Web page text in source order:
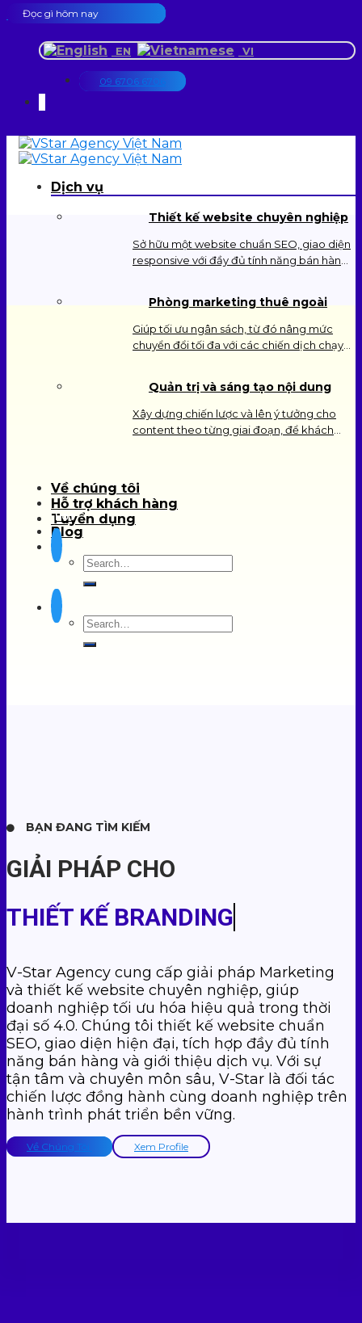
Skip to content
EN VI
09 6706 6706
Dịch vụ
Thiết kế website chuyên nghiệp
Sở hữu một website chuẩn SEO, giao diện
responsive với đầy đủ tính năng bán hàng
Phòng marketing thuê ngoài
Giúp tối ưu ngân sách, từ đó nâng mức
chuyển đổi tối đa với các chiến dịch chạy
lại tập khách hàng tiềm năng.
Quản trị và sáng tạo nội dung
Xây dựng chiến lược và lên ý tưởng cho
content theo từng giai đoạn, để khách
Về chúng tôi
Hỗ trợ khách hàng
Tuyển dụng
HOT
Blog
BẠN ĐANG TÌM KIẾM
GIẢI PHÁP CHO
THIẾT KẾ BRANDING
V-Star Agency cung cấp giải pháp Marketing
và thiết kế website chuyên nghiệp, giúp
doanh nghiệp tối ưu hóa hiệu quả trong thời
đại số 4.0. Chúng tôi thiết kế website chuẩn
SEO, giao diện hiện đại, tích hợp đầy đủ tính
năng bán hàng và giới thiệu dịch vụ. Với sự
tận tâm và chuyên môn sâu, V-Star là đối tác
chiến lược đồng hành cùng doanh nghiệp trên
hành trình phát triển bền vững.
Về Chúng Tôi Xem Profile
Đọc gì hôm nay
Đọc gì hôm nay
Đọc gì hôm nay
Đọc gì hôm nay
Đọc gì hôm nay
Đọc gì hôm nay